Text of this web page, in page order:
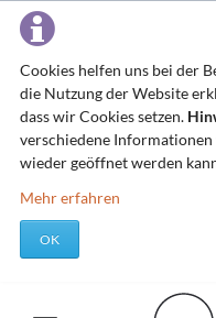
Cookies helfen uns bei der
die Nutzung der Website
dass wir Cookies setzen.
verschiedene
wieder geöffnet werden
Mehr erfahren
OK